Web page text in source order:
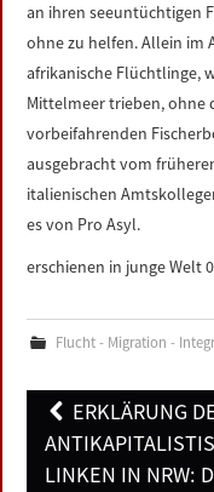
an ihren seeuntüchtigen
ohne zu helfen. Allein im
afrikanische Flüchtlinge,
Mittelmeer trieben, ohne
vorbeifahrenden
ausgebracht vom
italienischen
es von Pro Asyl.
erschienen in junge Welt
Flucht - Migration -
Post
navigation
ERKLÄRUNG
LINKEN IN NRW: